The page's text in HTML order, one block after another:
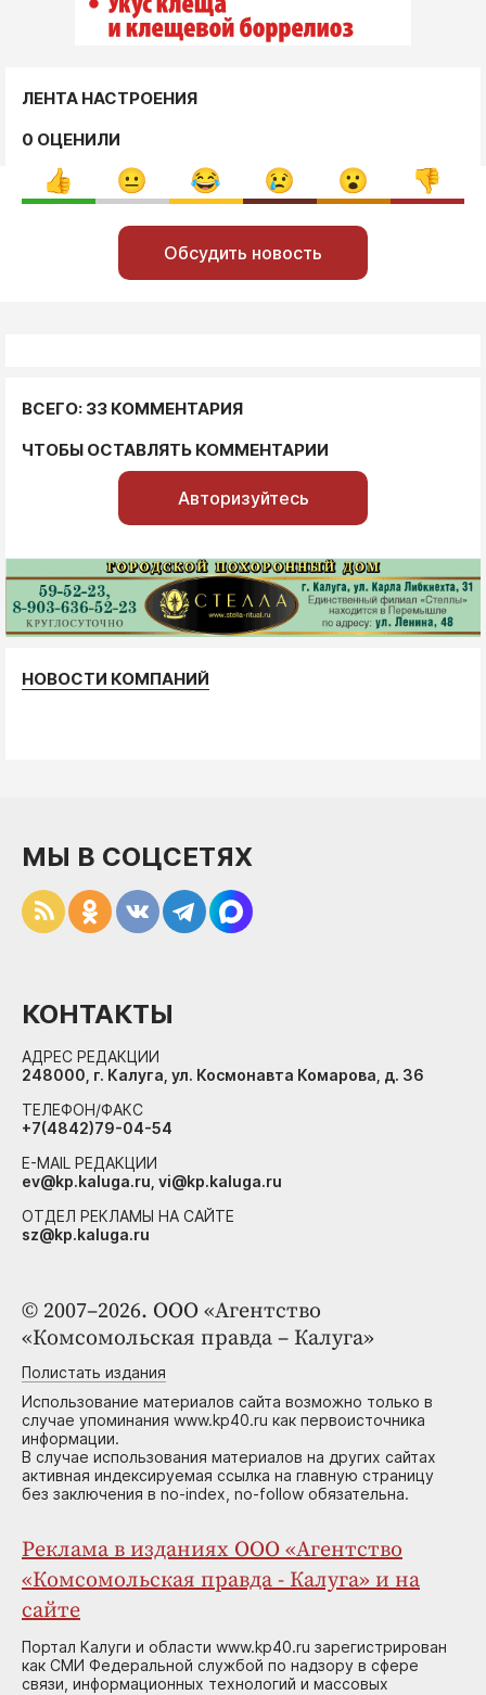
ЛЕНТА НАСТРОЕНИЯ
0 ОЦЕНИЛИ
Обсудить новость
ВСЕГО: 33 КОММЕНТАРИЯ
ЧТОБЫ ОСТАВЛЯТЬ КОММЕНТАРИИ
Авторизуйтесь
НОВОСТИ КОМПАНИЙ
© 2007–2026. ООО «Агентство
«Комсомольская правда – Калуга»
Полистать издания
Использование материалов сайта возможно только в
случае упоминания www.kp40.ru как первоисточника
информации.
В случае использования материалов на других сайтах
активная индексируемая ссылка на главную страницу
без заключения в no-index, no-follow обязательна.
Реклама в изданиях ООО «Агентство
«Комсомольская правда - Калуга» и на
сайте
Портал Калуги и области www.kp40.ru зарегистрирован
как СМИ Федеральной службой по надзору в сфере
связи, информационных технологий и массовых
МЫ В СОЦСЕТЯХ
КОНТАКТЫ
АДРЕС РЕДАКЦИИ
248000, г. Калуга, ул. Космонавта Комарова, д. 36
ТЕЛЕФОН/ФАКС
+7(4842)79-04-54
E-MAIL РЕДАКЦИИ
ev@kp.kaluga.ru, vi@kp.kaluga.ru
ОТДЕЛ РЕКЛАМЫ НА САЙТЕ
sz@kp.kaluga.ru